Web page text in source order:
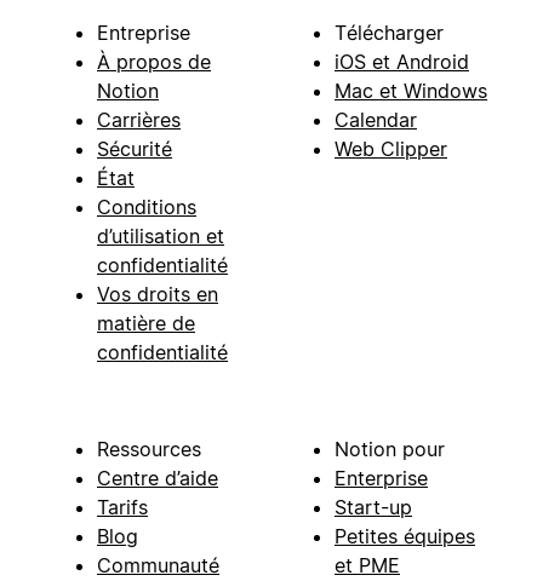
Entreprise
À propos de
Notion
Carrières
Sécurité
État
Conditions
d’utilisation et
confidentialité
Vos droits en
matière de
confidentialité
Télécharger
iOS et Android
Mac et Windows
Calendar
Web Clipper
Ressources
Centre d’aide
Tarifs
Blog
Communauté
Notion pour
Enterprise
Start-up
Petites équipes
et PME